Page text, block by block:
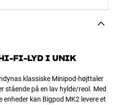
HI-FI-LYD I UNIK
klassiske Minipod-højttaler
stående på en lav hylde/reol. Med
kan Bigpod MK2 levere et